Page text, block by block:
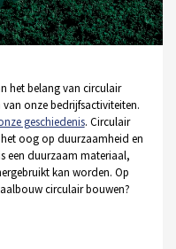
het belang van circulair
onze bedrijfsactiviteiten.
geschiedenis. Circulair
oog op duurzaamheid en
een duurzaam materiaal,
kan worden. Op
circulair bouwen?